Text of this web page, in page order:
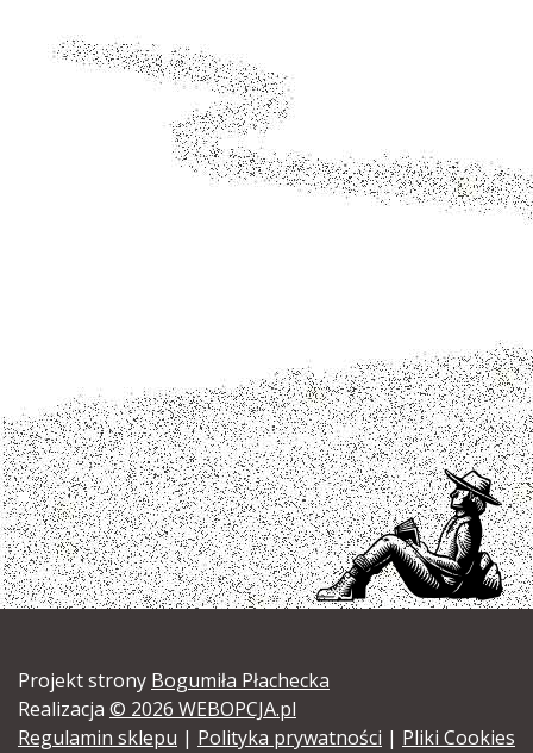
Projekt strony Bogumiła Płachecka
Realizacja © 2026 WEBOPCJA.pl
Regulamin sklepu | Polityka prywatności | Pliki Cookies